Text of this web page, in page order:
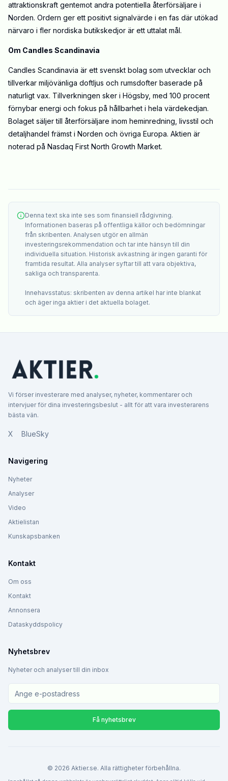
attraktionskraft gentemot andra potentiella återförsäljare i
Norden. Ordern ger ett positivt signalvärde i en fas där utökad
närvaro i fler nordiska butikskedjor är ett uttalat mål.
Om Candles Scandinavia
Candles Scandinavia är ett svenskt bolag som utvecklar och
tillverkar miljövänliga doftljus och rumsdofter baserade på
naturligt vax. Tillverkningen sker i Högsby, med 100 procent
förnybar energi och fokus på hållbarhet i hela värdekedjan.
Bolaget säljer till återförsäljare inom heminredning, livsstil och
detaljhandel främst i Norden och övriga Europa. Aktien är
noterad på Nasdaq First North Growth Market.
Denna text ska inte ses som finansiell rådgivning.
Informationen baseras på offentliga källor och bedömningar
från skribenten. Analysen utgör en allmän
investeringsrekommendation och tar inte hänsyn till din
individuella situation. Historisk avkastning är ingen garanti för
framtida resultat. Alla analyser syftar till att vara objektiva,
sakliga och transparenta.
Innehavsstatus: skribenten av denna artikel har inte blankat
och äger inga aktier i det aktuella bolaget.
Vi förser investerare med analyser, nyheter, kommentarer och
intervjuer för dina investeringsbeslut - allt för att vara investerarens
bästa vän.
X BlueSky
Navigering
Nyheter
Analyser
Video
Aktielistan
Kunskapsbanken
Kontakt
Om oss
Kontakt
Annonsera
Dataskyddspolicy
Nyhetsbrev
Nyheter och analyser till din inbox
Få nyhetsbrev
© 2026 Aktier.se. Alla rättigheter förbehållna.